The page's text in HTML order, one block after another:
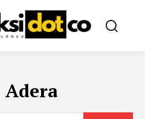
Adera